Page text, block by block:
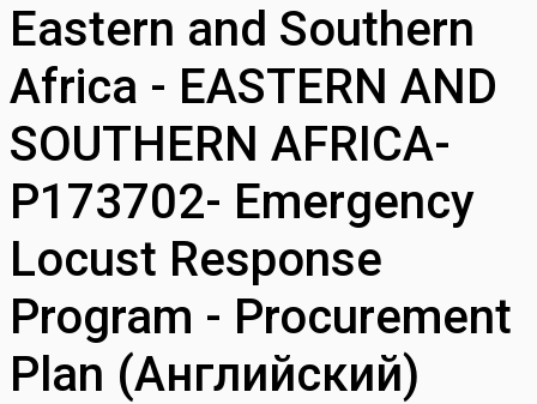
Eastern and Southern
Africa - EASTERN AND
SOUTHERN AFRICA-
P173702- Emergency
Locust Response
Program - Procurement
Plan (Английский)